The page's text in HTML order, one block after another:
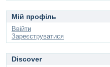
Мій профіль
Ввійти
Зареєструватися
Discover